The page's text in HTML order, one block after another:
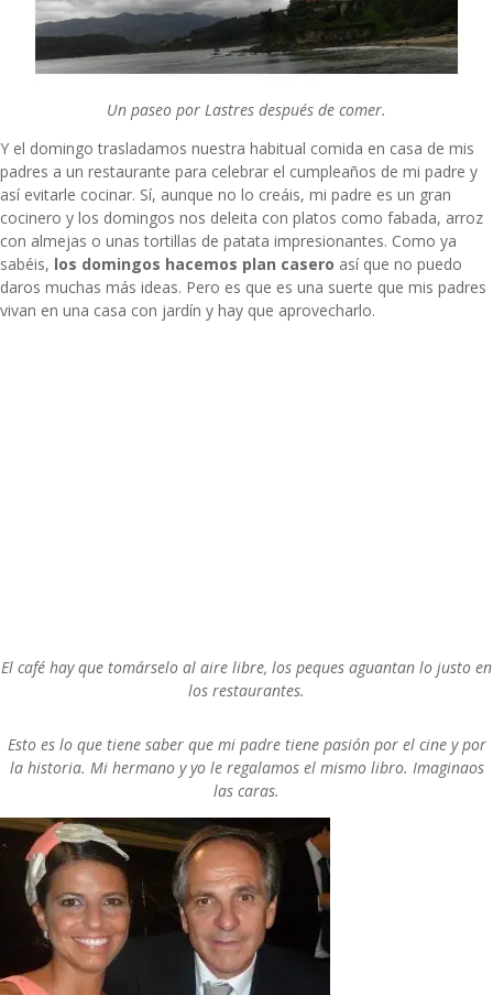
Un paseo por Lastres después de comer.
Y el domingo trasladamos nuestra habitual comida en casa de mis
padres a un restaurante para celebrar el cumpleaños de mi padre y
así evitarle cocinar. Sí, aunque no lo creáis, mi padre es un gran
cocinero y los domingos nos deleita con platos como fabada, arroz
con almejas o unas tortillas de patata impresionantes. Como ya
sabéis, los domingos hacemos plan casero así que no puedo
daros muchas más ideas. Pero es que es una suerte que mis padres
vivan en una casa con jardín y hay que aprovecharlo.
El café hay que tomárselo al aire libre, los peques aguantan lo justo en
los restaurantes.
Esto es lo que tiene saber que mi padre tiene pasión por el cine y por
la historia. Mi hermano y yo le regalamos el mismo libro. Imaginaos
las caras.